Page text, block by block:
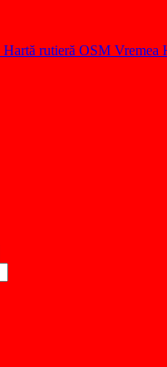
Hartă rutieră OSM Vremea